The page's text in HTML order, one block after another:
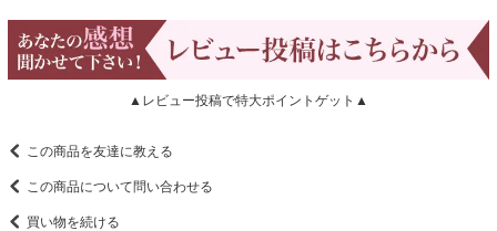
▲レビュー投稿で特大ポイントゲット▲
この商品を友達に教える
この商品について問い合わせる
買い物を続ける